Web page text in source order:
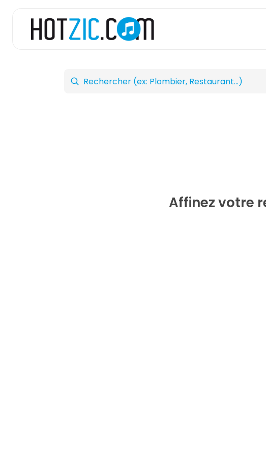
Affinez votre